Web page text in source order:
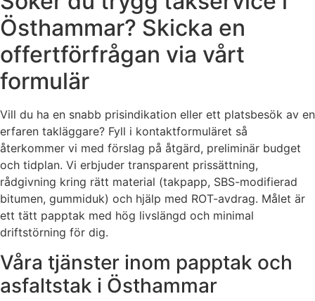
Östhammar? Skicka en
offertförfrågan via vårt
formulär
Vill du ha en snabb prisindikation eller ett platsbesök av en
erfaren takläggare? Fyll i kontaktformuläret så
återkommer vi med förslag på åtgärd, preliminär budget
och tidplan. Vi erbjuder transparent prissättning,
rådgivning kring rätt material (takpapp, SBS-modifierad
bitumen, gummiduk) och hjälp med ROT-avdrag. Målet är
ett tätt papptak med hög livslängd och minimal
driftstörning för dig.
Våra tjänster inom papptak och
asfaltstak i Östhammar